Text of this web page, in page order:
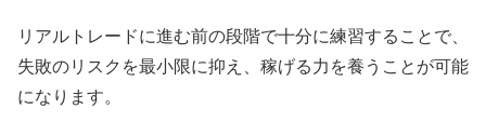
リアルトレードに進む前の段階で十分に練習することで、
失敗のリスクを最小限に抑え、稼げる力を養うことが可能
になります。